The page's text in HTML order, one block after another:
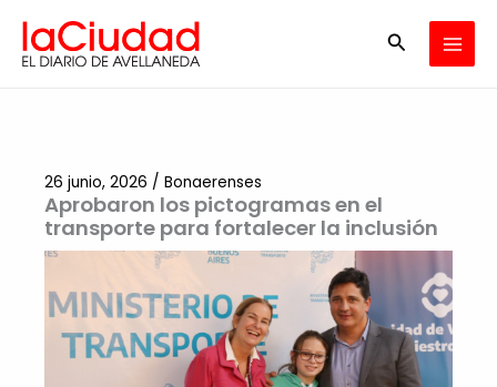
contenido
Buscar
Aprobaron los pictogramas en el
transporte para fortalecer la inclusión
26 junio, 2026 / Bonaerenses